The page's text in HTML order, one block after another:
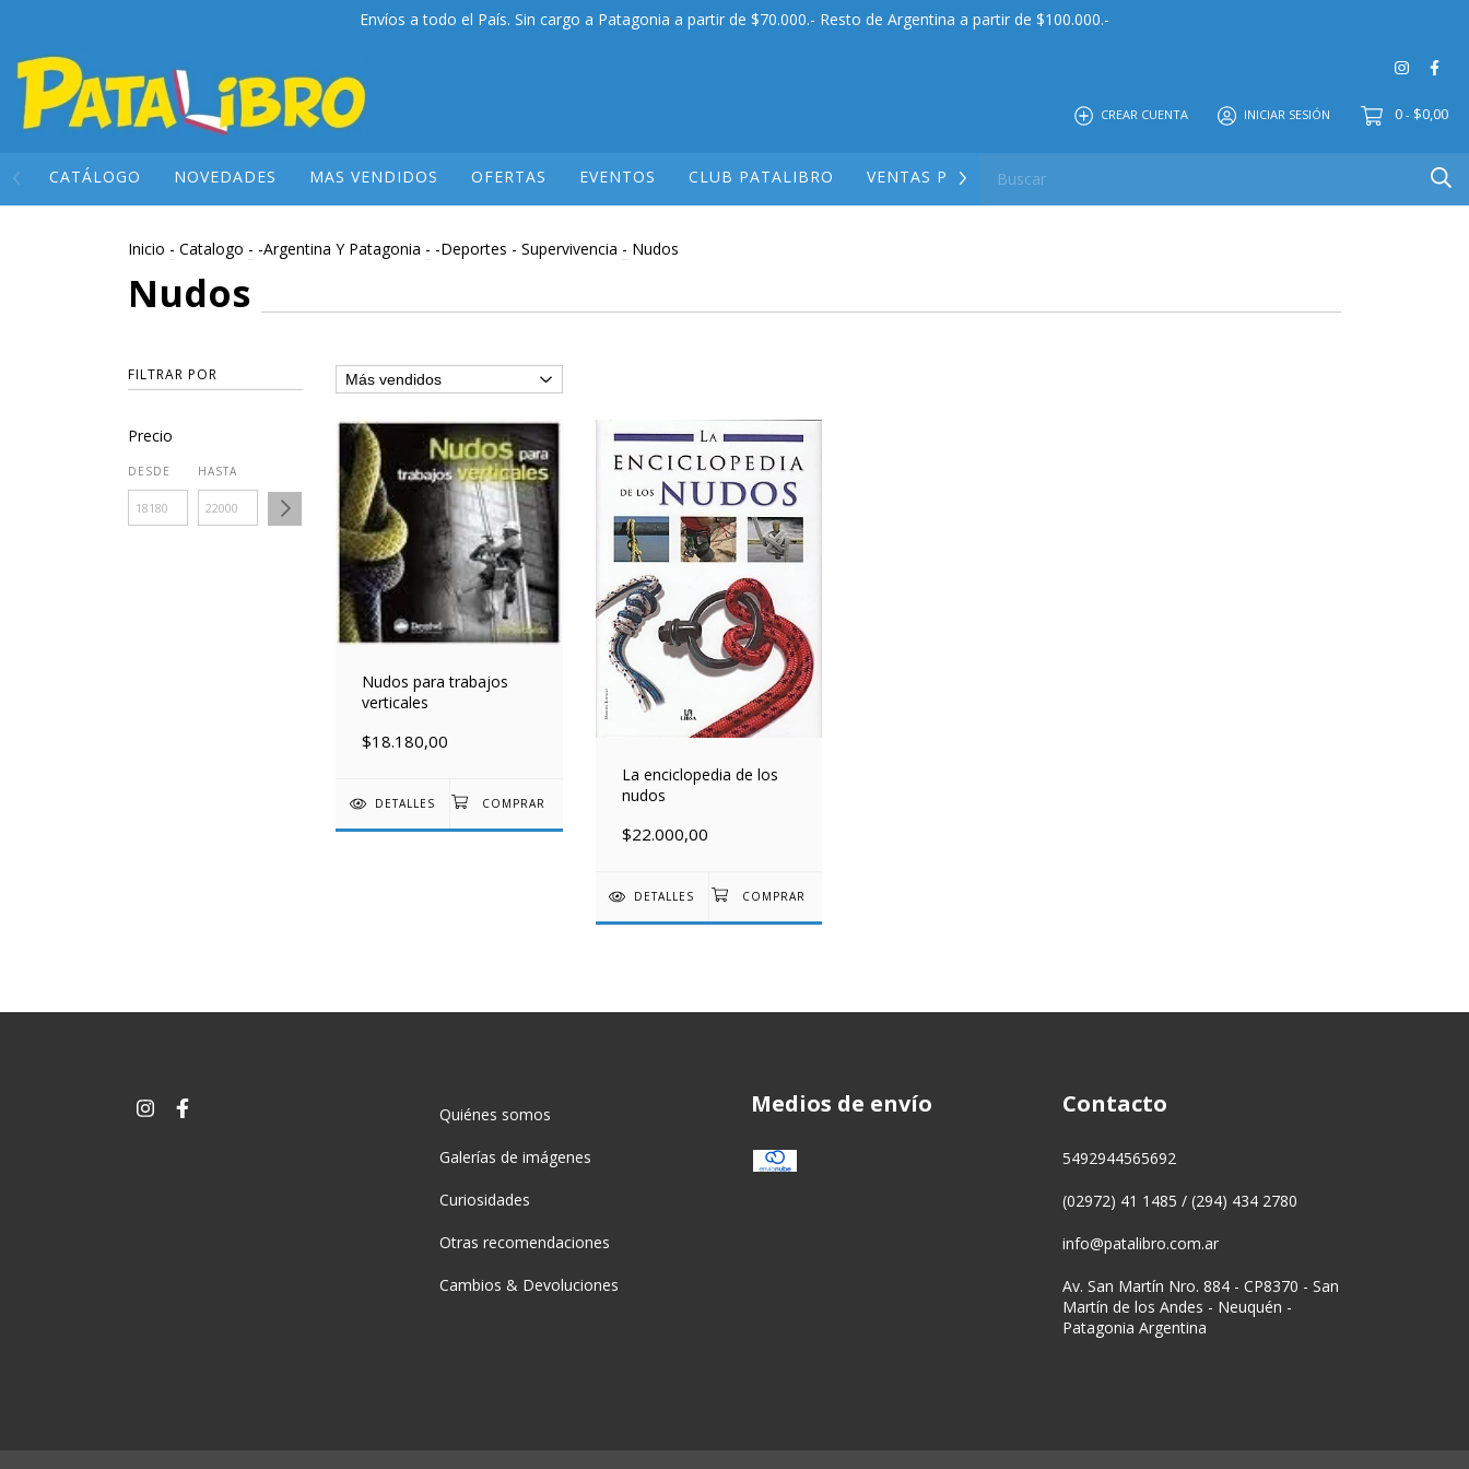
Envíos a todo el País. Sin cargo a Patagonia a partir de $70.000.- Resto de Argentina a partir de $100.000.-
CREAR CUENTA INICIAR SESIÓN 0 - $0,00
CATÁLOGO NOVEDADES MAS VENDIDOS OFERTAS EVENTOS CLUB PATALIBRO VENTAS POR MAYOR
Inicio - Catalogo - -Argentina Y Patagonia - -Deportes - Supervivencia - Nudos
Nudos
FILTRAR POR
Precio
DESDE HASTA
Nudos para trabajos
verticales
$18.180,00
DETALLES
La enciclopedia de los
nudos
$22.000,00
DETALLES
Quiénes somos
Galerías de imágenes
Curiosidades
Otras recomendaciones
Cambios & Devoluciones
Medios de envío Contacto
5492944565692
(02972) 41 1485 / (294) 434 2780
info@patalibro.com.ar
Av. San Martín Nro. 884 - CP8370 - San
Martín de los Andes - Neuquén -
Patagonia Argentina